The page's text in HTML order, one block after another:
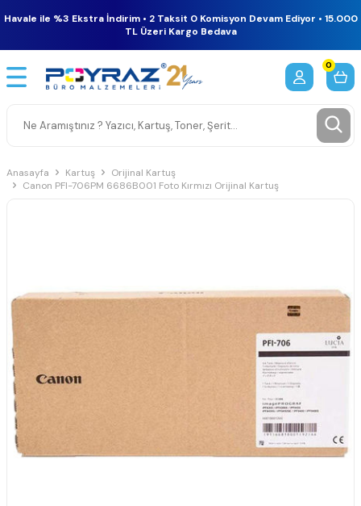
Havale ile %3 Ekstra İndirim • 2 Taksit 0 Komisyon Devam Ediyor • 15.000
TL Üzeri Kargo Bedava
0
Anasayfa Kartuş
Orijinal Kartuş
Canon PFI-706PM 6686B001 Foto Kırmızı Orijinal Kartuş